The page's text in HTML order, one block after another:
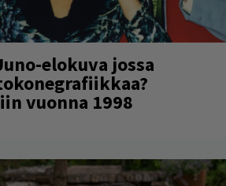
elokuva jossa
vuonna 1998